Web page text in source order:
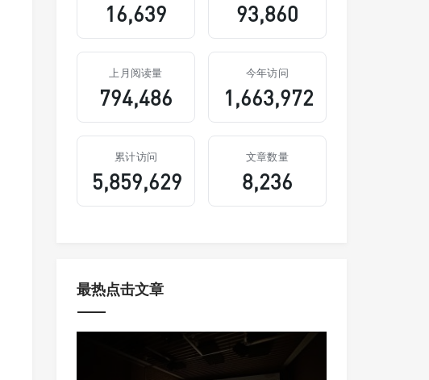
16,639 93,860
上月阅读量
794,486
今年访问
1,663,972
累计访问
5,859,629
文章数量
8,236
最热点击文章